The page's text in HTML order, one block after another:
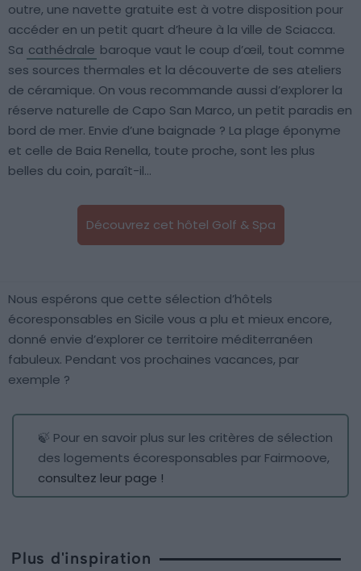
outre, une navette gratuite est à votre disposition pour
accéder en un petit quart d’heure à la ville de Sciacca.
Sa cathédrale baroque vaut le coup d’œil, tout comme
ses sources thermales et la découverte de ses ateliers
de céramique. On vous recommande aussi d’explorer la
réserve naturelle de Capo San Marco, un petit paradis en
bord de mer. Envie d’une baignade ? La plage éponyme
et celle de Baia Renella, toute proche, sont les plus
belles du coin, paraît-il…
Découvrez cet hôtel Golf & Spa
Nous espérons que cette sélection d’hôtels
écoresponsables en Sicile vous a plu et mieux encore,
donné envie d’explorer ce territoire méditerranéen
fabuleux. Pendant vos prochaines vacances, par
exemple ?
🍃 Pour en savoir plus sur les critères de sélection
des logements écoresponsables par Fairmoove,
consultez leur page !
Plus d'inspiration